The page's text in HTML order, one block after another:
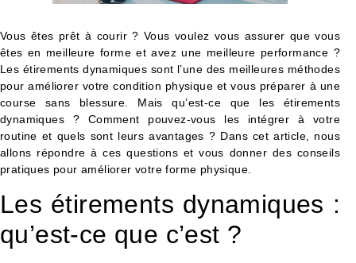
Vous êtes prêt à courir ? Vous voulez vous assurer que vous
êtes en meilleure forme et avez une meilleure performance ?
Les étirements dynamiques sont l’une des meilleures méthodes
pour améliorer votre condition physique et vous préparer à une
course sans blessure. Mais qu’est-ce que les étirements
dynamiques ? Comment pouvez-vous les intégrer à votre
routine et quels sont leurs avantages ? Dans cet article, nous
allons répondre à ces questions et vous donner des conseils
pratiques pour améliorer votre forme physique.
Les étirements dynamiques :
qu’est-ce que c’est ?